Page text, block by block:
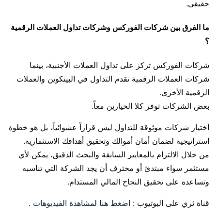
حقيقي.
ما الفرق بين شركات الفوركس وشركات تداول العملات الرقمية
؟
شركات الفوركس تركز على تداول العملات الأجنبية، بينما
شركات العملات الرقمية تقدم التداول في البيتكوين والعملات
الرقمية الأخرى.
بعض الشركات توفر كلا الخيارين معاً.
اختيار شركات موثوقة للتداول ليس قراراً عشوائياً، بل هو خطوة
استراتيجية لضمان أمان أموالك وتحقيق أهدافك الاستثمارية.
من خلال الالتزام بالمعايير السابقة والبحث الدقيق، يمكن لأي
مستثمر سواء مبتدئ أو محترف أن يجد الشركة التي تناسبه
وتساعده على تحقيق النجاح المالي المستدام.
قناة ثري على اليوتيوب : اضغط هنا لمشاهدة الفيديوهات .